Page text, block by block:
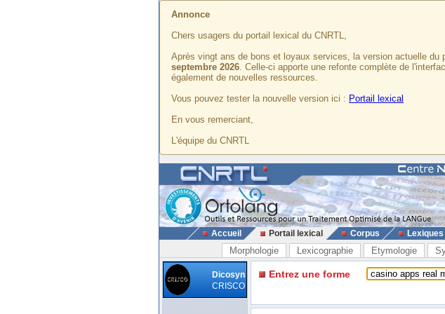
Annonce
Chers usagers du portail lexical du CNRTL,
Après vingt ans de bons et loyaux services, la version actuelle du
septembre 2026. Celle-ci apporte une refonte complète de
également de nouvelles ressources.
Vous pouvez tester la nouvelle version ici : Portail lexical
En vous remerciant,
L'équipe du CNRTL
Accueil Portail lexical Corpus Lexiques
Morphologie Lexicographie Etymologie
Dicosyn
CRISCO
Entrez une forme